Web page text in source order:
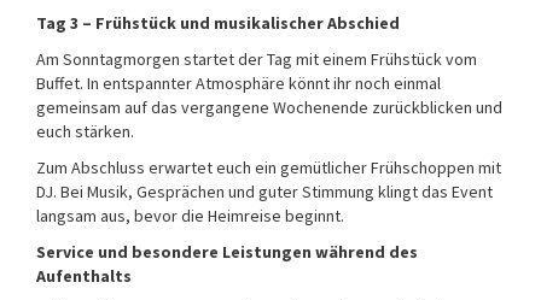
Tag 3 – Frühstück und musikalischer Abschied
Am Sonntagmorgen startet der Tag mit einem Frühstück vom
Buffet. In entspannter Atmosphäre könnt ihr noch einmal
gemeinsam auf das vergangene Wochenende zurückblicken und
euch stärken.
Zum Abschluss erwartet euch ein gemütlicher Frühschoppen mit
DJ. Bei Musik, Gesprächen und guter Stimmung klingt das Event
langsam aus, bevor die Heimreise beginnt.
Service und besondere Leistungen während des
Aufenthalts